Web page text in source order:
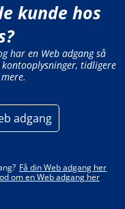
kunde hos
har en Web adgang så
tidligere
adgang
Få din Web adgang her
om en Web adgang her